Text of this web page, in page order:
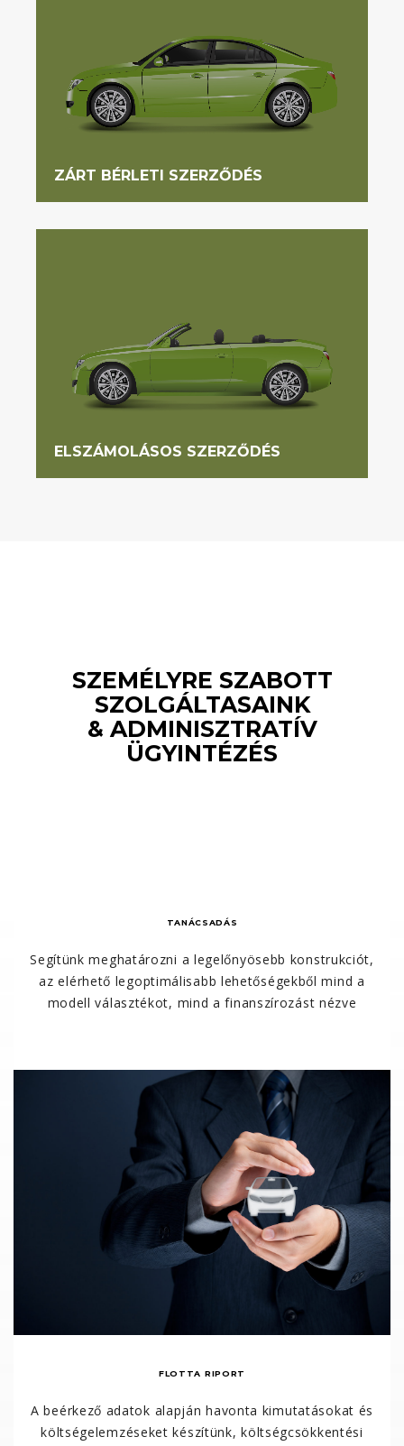
ZÁRT BÉRLETI SZERZŐDÉS
ELSZÁMOLÁSOS SZERZŐDÉS
SZEMÉLYRE SZABOTT
SZOLGÁLTASAINK
& ADMINISZTRATÍV
ÜGYINTÉZÉS
TANÁCSADÁS
Segítünk meghatározni a legelőnyösebb konstrukciót,
az elérhető legoptimálisabb lehetőségekből mind a
modell választékot, mind a finanszírozást nézve
FLOTTA RIPORT
A beérkező adatok alapján havonta kimutatásokat és
költségelemzéseket készítünk, költségcsökkentési